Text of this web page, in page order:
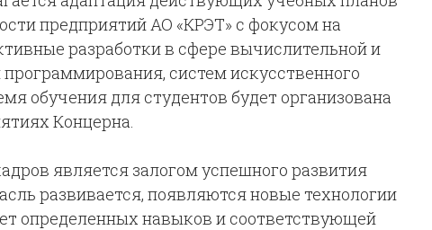
предприятий АО «КРЭТ» с фокусом на
разработки в сфере вычислительной и
систем искусственного
обучения для студентов будет организована
Концерна.
является залогом успешного развития
развивается, появляются новые технологии
определенных навыков и соответствующей